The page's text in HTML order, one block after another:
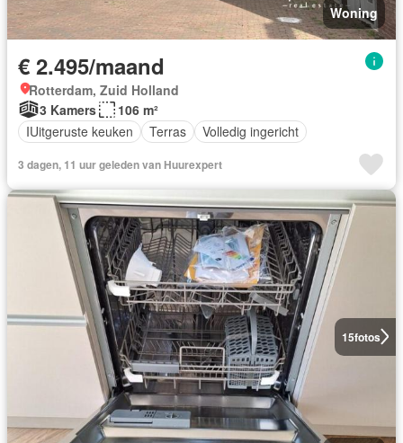
Woning
€ 2.495/maand
Rotterdam, Zuid Holland
3 Kamers
106 m²
IUitgeruste keuken
Terras Volledig ingericht
3 dagen, 11 uur geleden van Huurexpert
15fotos